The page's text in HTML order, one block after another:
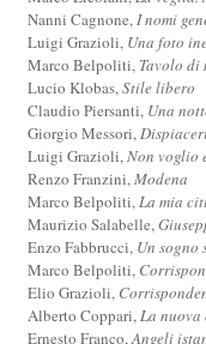
Nanni Cagnone,I nomi
Luigi Grazioli, Una foto
Marco Belpoliti, Tavolo di
Lucio Klobas,Stile libero
Claudio Piersanti, Una
Giorgio Messori,
Luigi Grazioli,Non voglio
Renzo Franzini,Modena
Marco Belpoliti,La mia
Maurizio Salabelle,
Enzo Fabbrucci, Un sogno
Marco Belpoliti,
Elio Grazioli,
Alberto Coppari,La
Ernesto Franco,Angeli